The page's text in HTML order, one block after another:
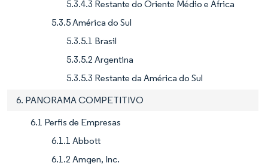
5.3.4.3 Restante do Oriente Médio e África
5.3.5 América do Sul
5.3.5.1 Brasil
5.3.5.2 Argentina
5.3.5.3 Restante da América do Sul
6. PANORAMA COMPETITIVO
6.1 Perfis de Empresas
6.1.1 Abbott
6.1.2 Amgen, Inc.